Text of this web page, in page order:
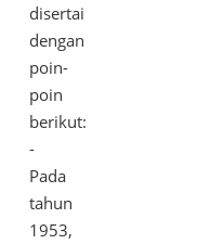
disertai
dengan
poin-
poin
berikut:
-
Pada
tahun
1953,